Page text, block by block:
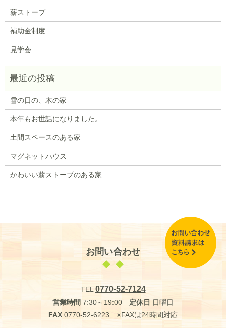
薪ストーブ
補助金制度
見学会
雪の日の、木の家
本年もお世話になりました。
土間スペースのある家
マグネットハウス
かわいい薪ストーブのある家
お問い合わせ
TEL0770-52-7124
営業時間 7:30～19:00 定休日 日曜日
FAX 0770-52-6223 ※FAXは24時間対応